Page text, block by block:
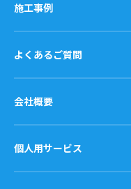
施工事例
よくあるご質問
会社概要
個人用サービス